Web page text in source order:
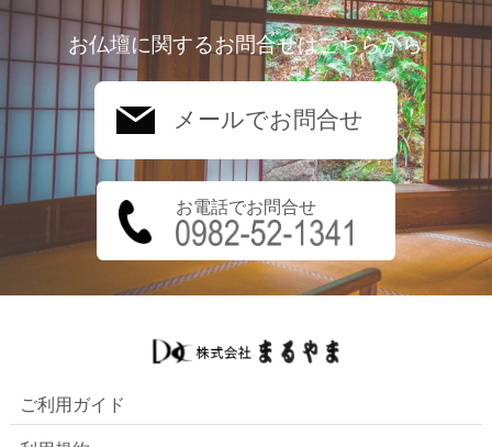
お仏壇に関するお問合せはこちらから
メールでお問合せ
お電話でお問合せ
ご利用ガイド